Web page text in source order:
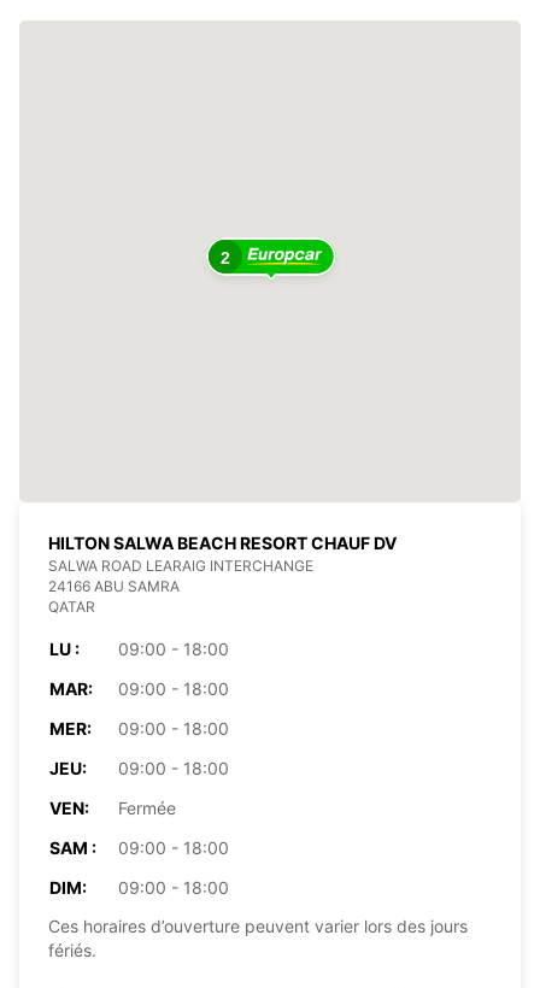
2
HILTON SALWA BEACH RESORT CHAUF DV
SALWA ROAD LEARAIG INTERCHANGE
24166 ABU SAMRA
QATAR
LU :
09:00 - 18:00
MAR:
09:00 - 18:00
MER:
09:00 - 18:00
JEU:
09:00 - 18:00
VEN:
Fermée
SAM :
09:00 - 18:00
DIM:
09:00 - 18:00
Ces horaires d’ouverture peuvent varier lors des jours
fériés.